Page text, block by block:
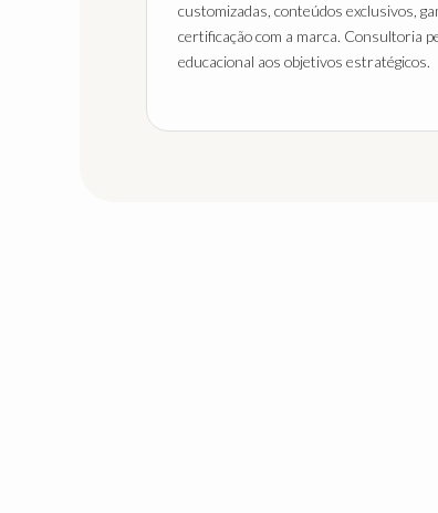
customizadas, conteúdos exclusivos,
certificação com a marca. Consultoria
educacional aos objetivos estratégicos.